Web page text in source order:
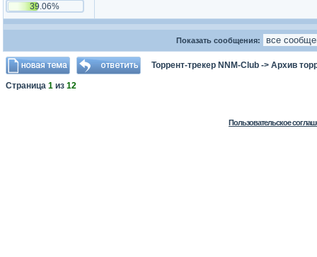
39.06%
Показать сообщения:
Торрент-трекер NNM-Club -> Архив
Страница 1 из 12
Пользовательское